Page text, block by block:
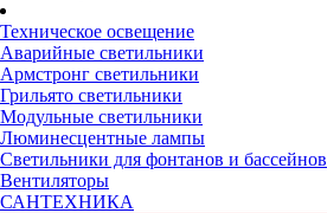
Техническое освещение
Аварийные светильники
Армстронг светильники
Грильято светильники
Модульные светильники
Люминесцентные лампы
Светильники для фонтанов и бассейнов
Вентиляторы
САНТЕХНИКА